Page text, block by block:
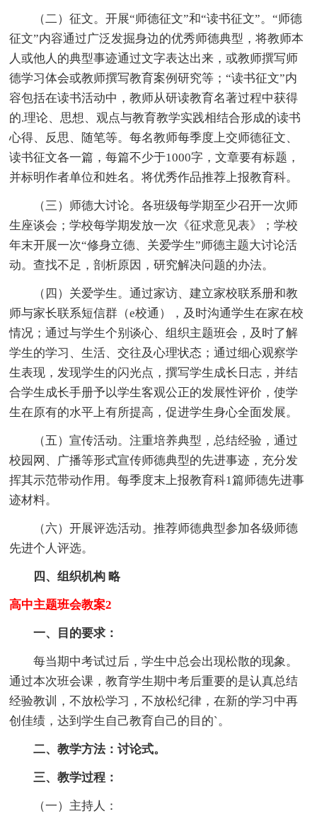
（二）征文。开展“师德征文”和“读书征文”。“师德
征文”内容通过广泛发掘身边的优秀师德典型，将教师本
人或他人的典型事迹通过文字表达出来，或教师撰写师
德学习体会或教师撰写教育案例研究等；“读书征文”内
容包括在读书活动中，教师从研读教育名著过程中获得
的.理论、思想、观点与教育教学实践相结合形成的读书
心得、反思、随笔等。每名教师每季度上交师德征文、
读书征文各一篇，每篇不少于1000字，文章要有标题，
并标明作者单位和姓名。将优秀作品推荐上报教育科。
（三）师德大讨论。各班级每学期至少召开一次师
生座谈会；学校每学期发放一次《征求意见表》；学校
年末开展一次“修身立德、关爱学生”师德主题大讨论活
动。查找不足，剖析原因，研究解决问题的办法。
（四）关爱学生。通过家访、建立家校联系册和教
师与家长联系短信群（e校通），及时沟通学生在家在校
情况；通过与学生个别谈心、组织主题班会，及时了解
学生的学习、生活、交往及心理状态；通过细心观察学
生表现，发现学生的闪光点，撰写学生成长日志，并结
合学生成长手册予以学生客观公正的发展性评价，使学
生在原有的水平上有所提高，促进学生身心全面发展。
（五）宣传活动。注重培养典型，总结经验，通过
校园网、广播等形式宣传师德典型的先进事迹，充分发
挥其示范带动作用。每季度末上报教育科1篇师德先进事
迹材料。
（六）开展评选活动。推荐师德典型参加各级师德
先进个人评选。
四、组织机构 略
高中主题班会教案2
一、目的要求：
每当期中考试过后，学生中总会出现松散的现象。
通过本次班会课，教育学生期中考后重要的是认真总结
经验教训，不放松学习，不放松纪律，在新的学习中再
创佳绩，达到学生自己教育自己的目的`。
二、教学方法：讨论式。
三、教学过程：
（一）主持人：